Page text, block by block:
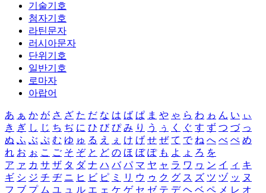
기술기호
첨자기호
라틴문자
러시아문자
단위기호
일반기호
로마자
아랍어
あ ぁ か が さ ざ た だ な は ば ぱ ま や ゃ ら わ ゎ ん い ぃ
き ぎ し じ ち ぢ に ひ び ぴ み り う ぅ く ぐ す ず つ づ っ
ぬ ふ ぶ ぷ む ゆ ゅ る え ぇ け げ せ ぜ て で ね へ べ ぺ め
れ お ぉ こ ご そ ぞ と ど の ほ ぼ ぽ も よ ょ ろ を
ア ァ カ サ ザ タ ダ ナ ハ バ パ マ ヤ ャ ラ ワ ヮ ン イ ィ キ
ギ シ ジ チ ヂ ニ ヒ ビ ピ ミ リ ウ ゥ ク グ ス ズ ツ ヅ ッ ヌ
フ ブ プ ム ユ ュ ル エ ェ ケ ゲ セ ゼ テ デ ヘ ベ ペ メ レ オ